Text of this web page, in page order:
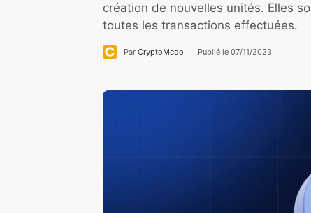
création de nouvelles unités. Elles
toutes les transactions effectuées.
Par CryptoMcdo Publié le 07/11/2023